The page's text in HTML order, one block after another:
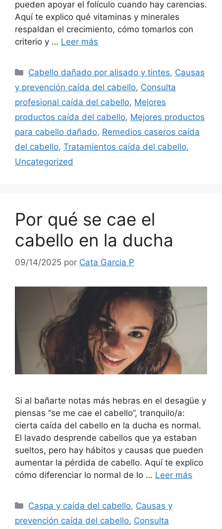
pueden apoyar el folículo cuando hay carencias.
Aquí te explico qué vitaminas y minerales
respaldan el crecimiento, cómo tomarlos con
criterio y … Leer más
Categorías
Cabello dañado por alisado y tintes, Causas
y prevención caída del cabello, Consulta
profesional caída del cabello, Mejores
productos caída del cabello, Mejores productos
para cabello dañado, Remedios caseros caída
del cabello, Tratamientos caída del cabello,
Uncategorized
Por qué se cae el
cabello en la ducha
09/14/2025 por Cata Garcia P
Si al bañarte notas más hebras en el desagüe y
piensas “se me cae el cabello”, tranquilo/a:
cierta caída del cabello en la ducha es normal.
El lavado desprende cabellos que ya estaban
sueltos, pero hay hábitos y causas que pueden
aumentar la pérdida de cabello. Aquí te explico
cómo diferenciar lo normal de lo … Leer más
Categorías
Caspa y caída del cabello, Causas y
prevención caída del cabello, Consulta